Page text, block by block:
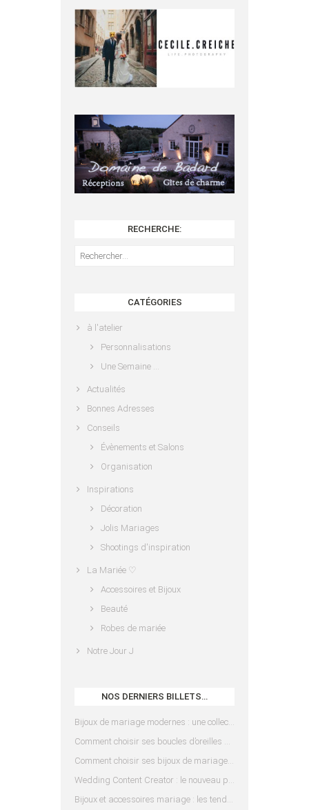
RECHERCHE:
Rechercher :
CATÉGORIES
à l'atelier
Personnalisations
Une Semaine …
Actualités
Bonnes Adresses
Conseils
Évènements et Salons
Organisation
Inspirations
Décoration
Jolis Mariages
Shootings d'inspiration
La Mariée ♡
Accessoires et Bijoux
Beauté
Robes de mariée
Notre Jour J
NOS DERNIERS BILLETS…
Bijoux de mariage modernes : une collection pensée pour les mariées d’aujourd’hui
Comment choisir ses boucles d’oreilles de mariée en fonction de sa coiffure ?
Comment choisir ses bijoux de mariage en fonction de sa robe ?
Wedding Content Creator : le nouveau prestataire indispensable pour votre mariage
Bijoux et accessoires mariage : les tendances 2025